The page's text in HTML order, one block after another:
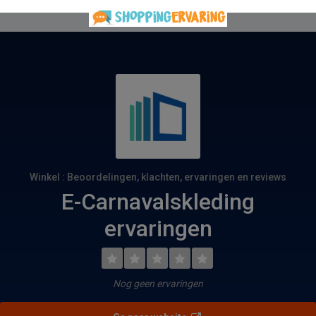
Winkel : Beoordelingen, klachten, ervaringen en reviews
E-Carnavalskleding
ervaringen
Nog geen ervaringen